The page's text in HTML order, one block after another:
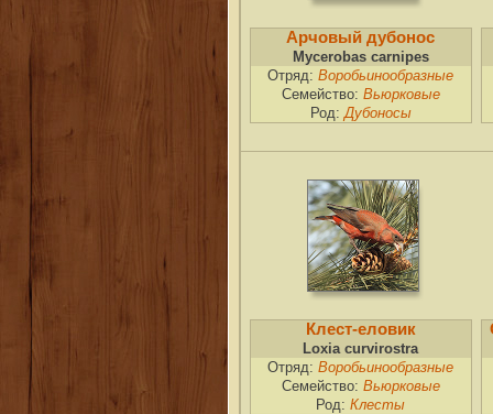
Арчовый дубонос
Mycerobas carnipes
Отряд:Воробьинообразные
Семейство: Вьюрковые
Род: Дубоносы
Клест-еловик
Loxia curvirostra
Отряд:Воробьинообразные
Семейство: Вьюрковые
Род:Клесты